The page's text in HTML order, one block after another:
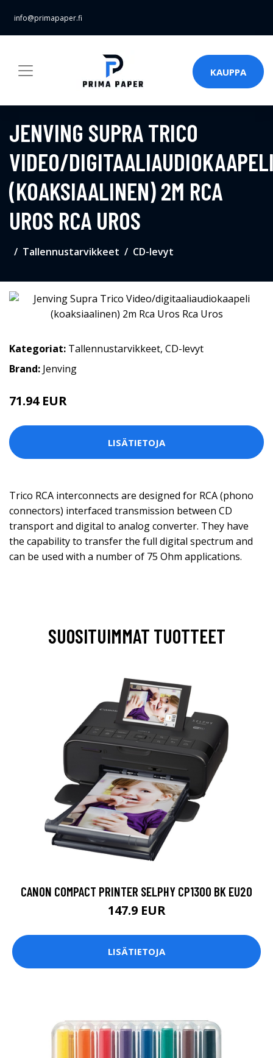
info@primapaper.fi
KAUPPA
JENVING SUPRA TRICO
VIDEO/
(KOAKSIAALINEN) 2M RCA
UROS RCA UROS
Tallennustarvikkeet CD-levyt
Kategoriat: Tallennustarvikkeet, CD-levyt
Brand: Jenving
71.94 EUR
LISÄTIETOJA
Trico RCA interconnects are designed for RCA (phono
connectors) interfaced transmission between CD
transport and digital to analog converter. They have
the capability to transfer the full digital spectrum and
can be used with a number of 75 Ohm applications.
SUOSITUIMMAT TUOTTEET
CANON COMPACT PRINTER SELPHY CP1300 BK EU20
147.9 EUR
LISÄTIETOJA